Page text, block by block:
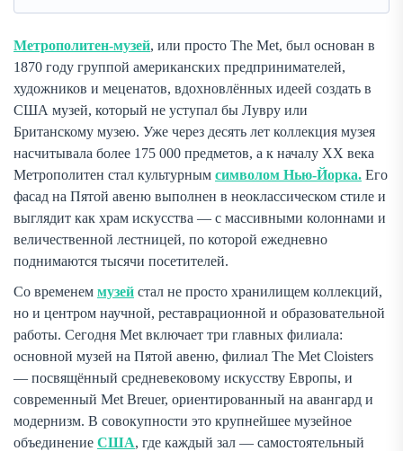
Метрополитен-музей, или просто The Met, был основан в
1870 году группой американских предпринимателей,
художников и меценатов, вдохновлённых идеей создать в
США музей, который не уступал бы Лувру или
Британскому музею. Уже через десять лет коллекция музея
насчитывала более 175 000 предметов, а к началу XX века
Метрополитен стал культурным символом Нью-Йорка. Его
фасад на Пятой авеню выполнен в неоклассическом стиле и
выглядит как храм искусства — с массивными колоннами и
величественной лестницей, по которой ежедневно
поднимаются тысячи посетителей.
Со временем музей стал не просто хранилищем коллекций,
но и центром научной, реставрационной и образовательной
работы. Сегодня Met включает три главных филиала:
основной музей на Пятой авеню, филиал The Met Cloisters
— посвящённый средневековому искусству Европы, и
современный Met Breuer, ориентированный на авангард и
модернизм. В совокупности это крупнейшее музейное
объединение США, где каждый зал — самостоятельный